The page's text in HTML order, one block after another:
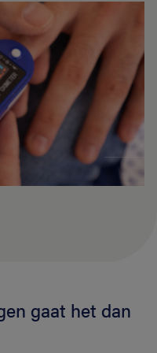
gaat het dan